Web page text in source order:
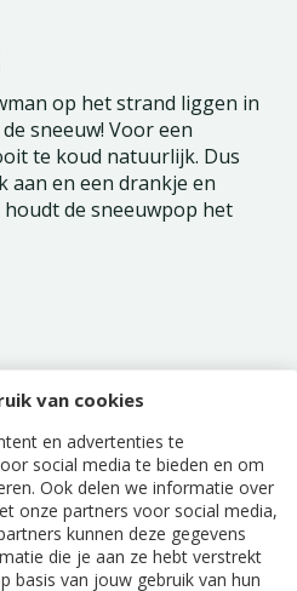
van cookies
en advertenties te
social media te bieden en om
Ook delen we informatie over
onze partners voor social media,
kunnen deze gegevens
die je aan ze hebt verstrekt
basis van jouw gebruik van hun
op het strand liggen in
sneeuw! Voor een
te koud natuurlijk. Dus
aan en een drankje en
de sneeuwpop het